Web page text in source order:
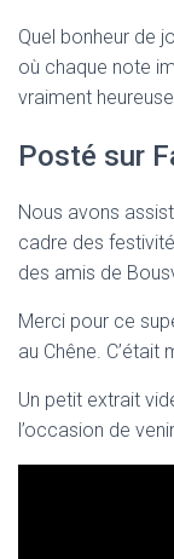
Quel bonheur de
où chaque note
vraiment
Posté sur
Nous avons
cadre des
des amis de
Merci pour ce
au Chêne. C’était
Un petit extrait
l’occasion de venir.